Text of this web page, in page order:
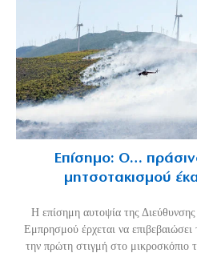
Επίσημο: Ο…
μητσοτακισμού
Η επίσημη αυτοψία της
Εμπρησμού έρχεται να
την πρώτη στιγμή στο μικροσκόπιο